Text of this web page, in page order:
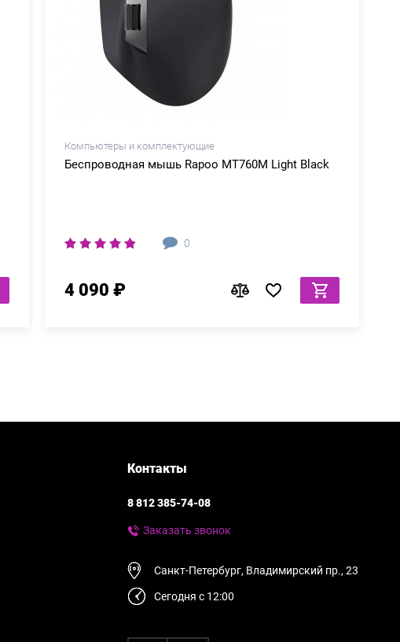
Компьютеры и комплектующие
Беспроводная мышь Rapoo MT760M Light Black
0
4 090 ₽
Контакты
8 812 385-74-08
Заказать звонок
Санкт-Петербург, Владимирский пр., 23
Сегодня с 12:00